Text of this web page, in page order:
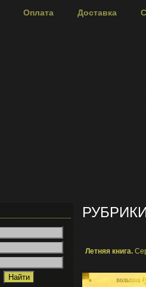
Оплата Доставка
Летняя книга.